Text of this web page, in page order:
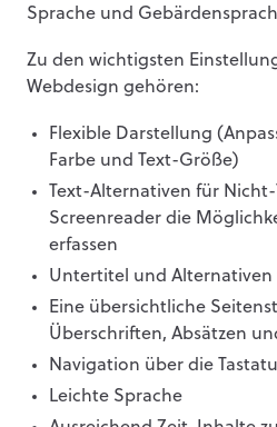
Sprache und
Zu den wichtigsten
Webdesign gehören:
Flexible Darstellung
Farbe und Text-Größe)
Text-Alternativen für
Screenreader die
erfassen
Untertitel und Alternativen
Eine übersichtliche
Überschriften, Absätzen
Navigation über die
Leichte Sprache